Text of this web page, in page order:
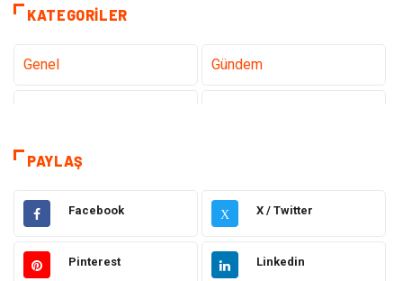
KATEGORILER
Genel Gündem
Teknoloji & İnternet
Elektrik & Elektronik Eğitim
Gıda Estetik ve Güzellik
PAYLAŞ
Facebook X X / Twitter
Pinterest Linkedin